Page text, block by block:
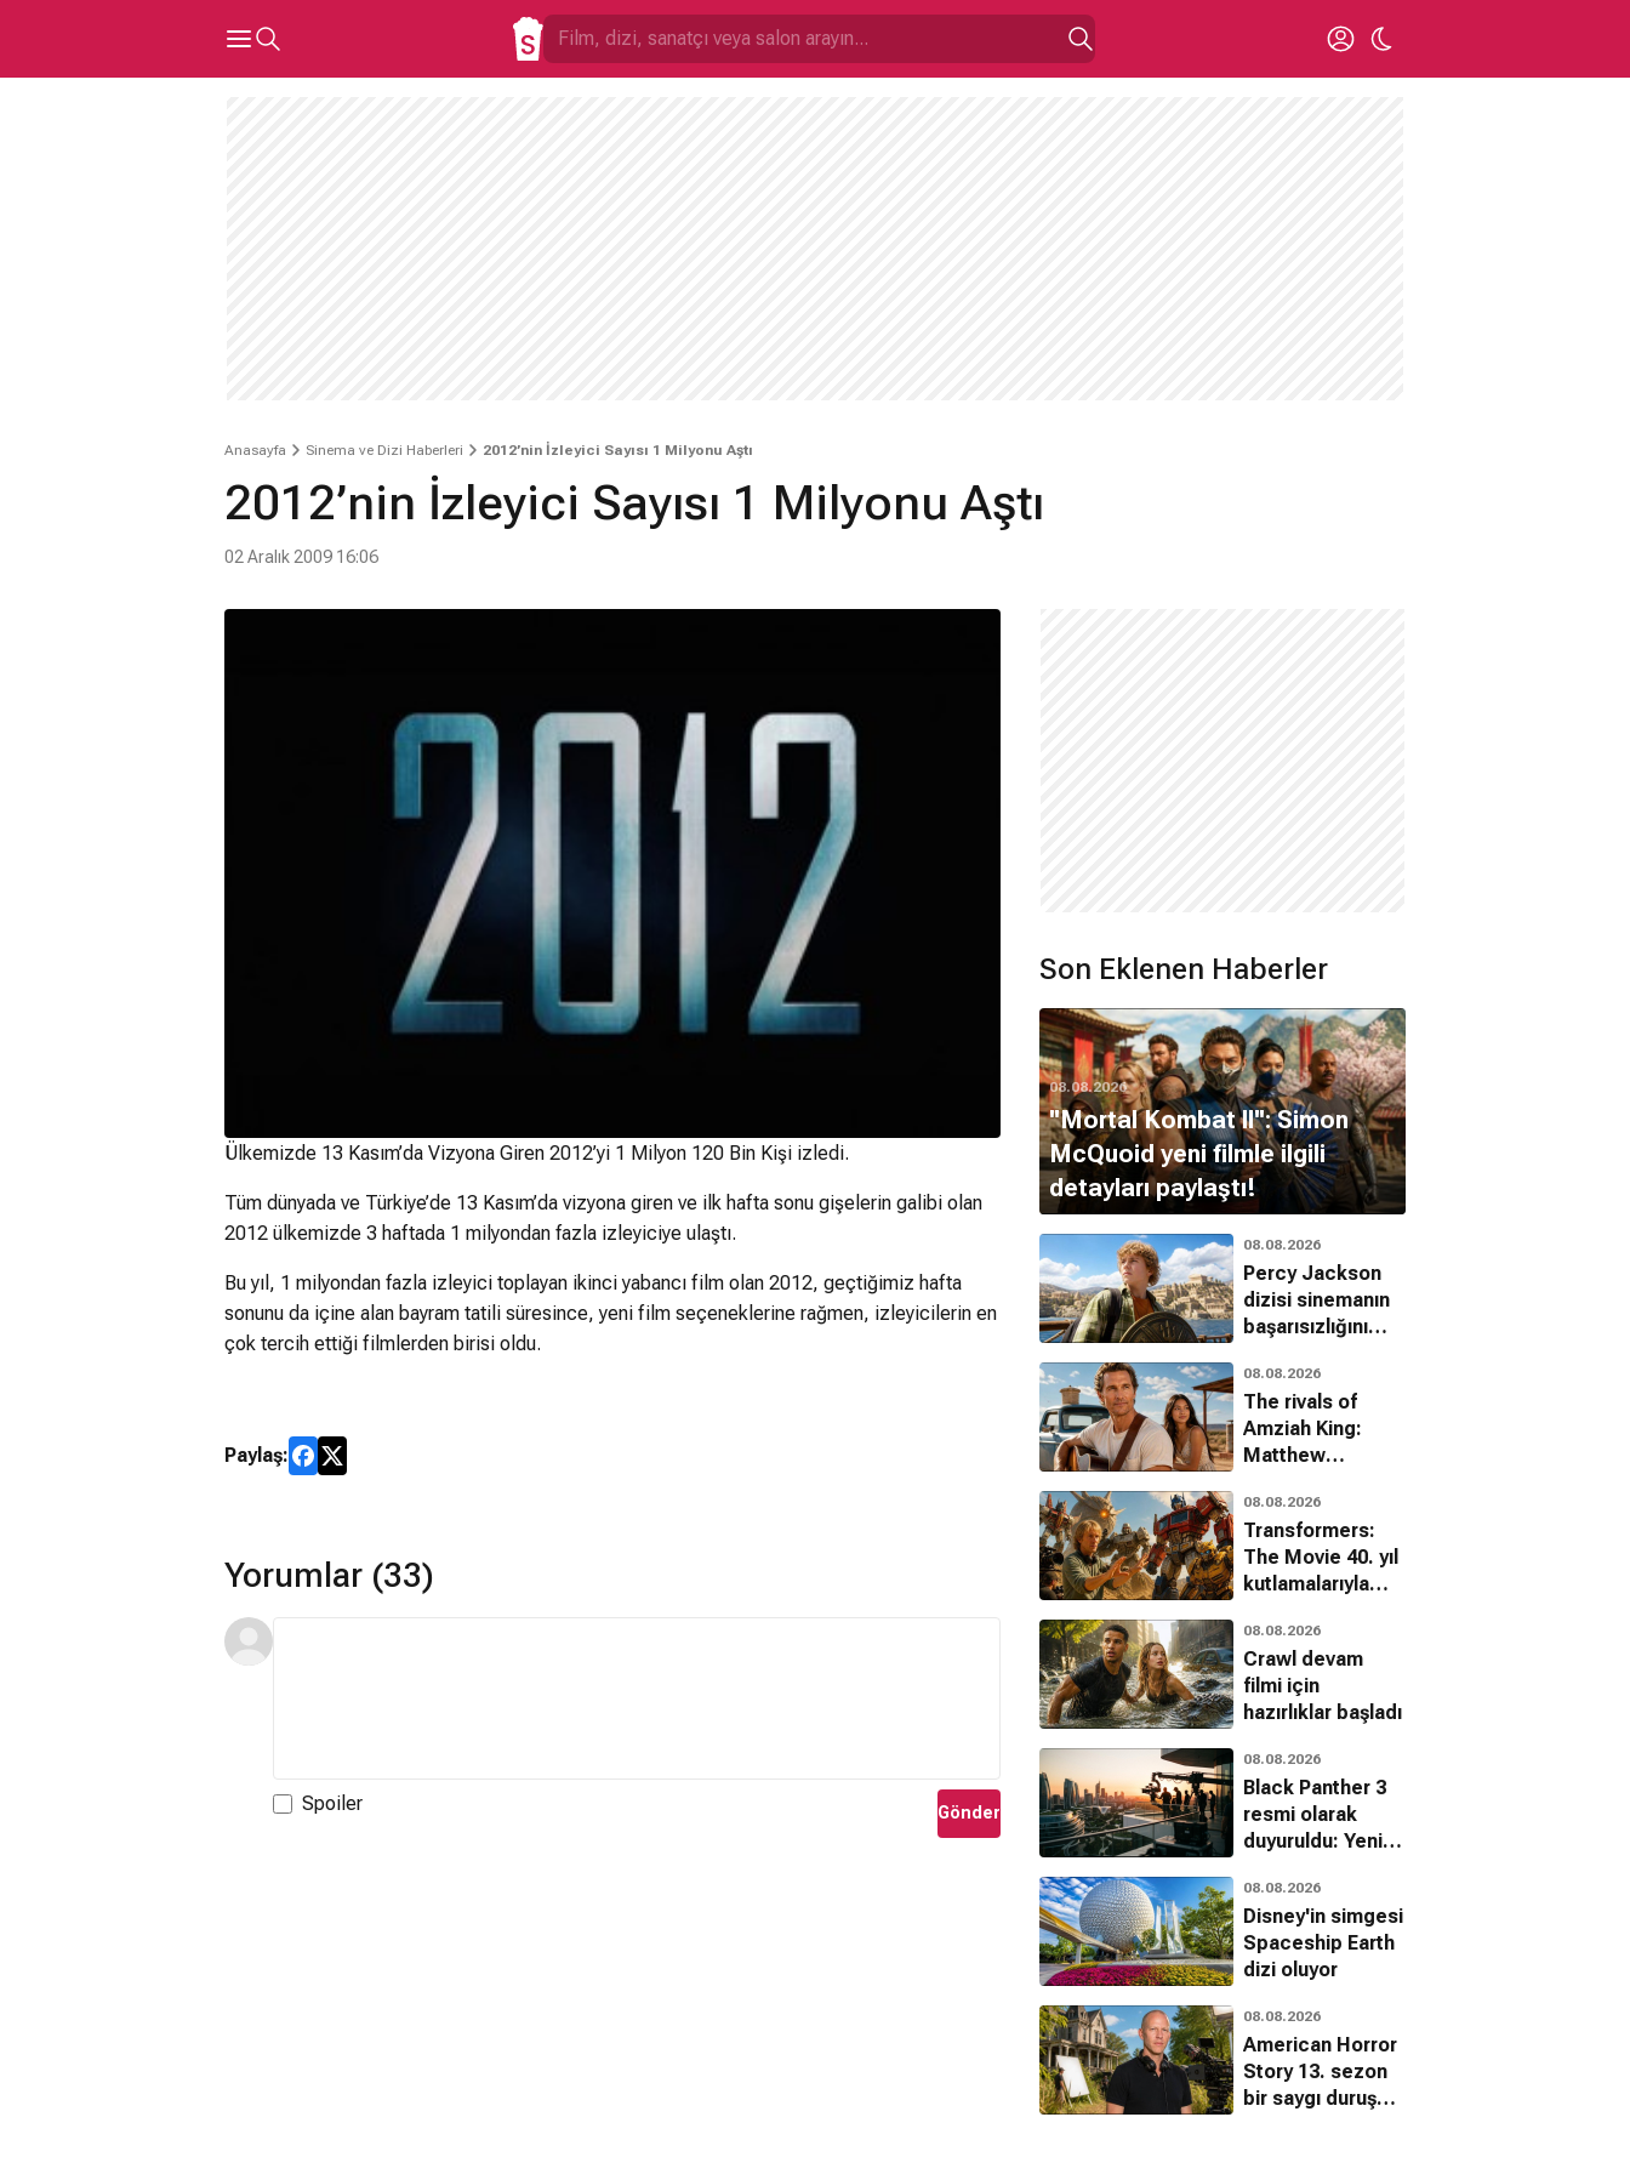
Anasayfa Sinema ve Dizi Haberleri 2012’nin İzleyici Sayısı 1 Milyonu Aştı
2012’nin İzleyici Sayısı 1 Milyonu Aştı
02 Aralık 2009 16:06
Ülkemizde 13 Kasım’da Vizyona Giren 2012’yi 1 Milyon 120 Bin Kişi izledi.
Tüm dünyada ve Türkiye’de 13 Kasım’da vizyona giren ve ilk hafta sonu gişelerin galibi olan
2012 ülkemizde 3 haftada 1 milyondan fazla izleyiciye ulaştı.
Bu yıl, 1 milyondan fazla izleyici toplayan ikinci yabancı film olan 2012, geçtiğimiz hafta
sonunu da içine alan bayram tatili süresince, yeni film seçeneklerine rağmen, izleyicilerin en
çok tercih ettiği filmlerden birisi oldu.
Paylaş:
Yorumlar (33)
Spoiler Gönder
Son Eklenen Haberler
08.08.2026
''Mortal Kombat II'': Simon
McQuoid yeni filmle ilgili
detayları paylaştı!
08.08.2026
Percy Jackson
dizisi sinemanın
başarısızlığını
aştı
08.08.2026
The rivals of
Amziah King:
Matthew
sinemaya
görkemli bir
dönüş yapıyor
08.08.2026
Transformers:
The Movie 40. yıl
kutlamalarıyla
dönüyor
08.08.2026
Crawl devam
filmi için
hazırlıklar başladı
08.08.2026
Black Panther 3
resmi olarak
duyuruldu: Yeni
08.08.2026
Disney'in simgesi
Spaceship Earth
dizi oluyor
08.08.2026
American Horror
Story 13. sezon
bir saygı duruşu